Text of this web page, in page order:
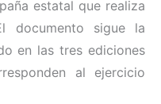
estatal que realiza
documento sigue la
en las tres ediciones
al ejercicio